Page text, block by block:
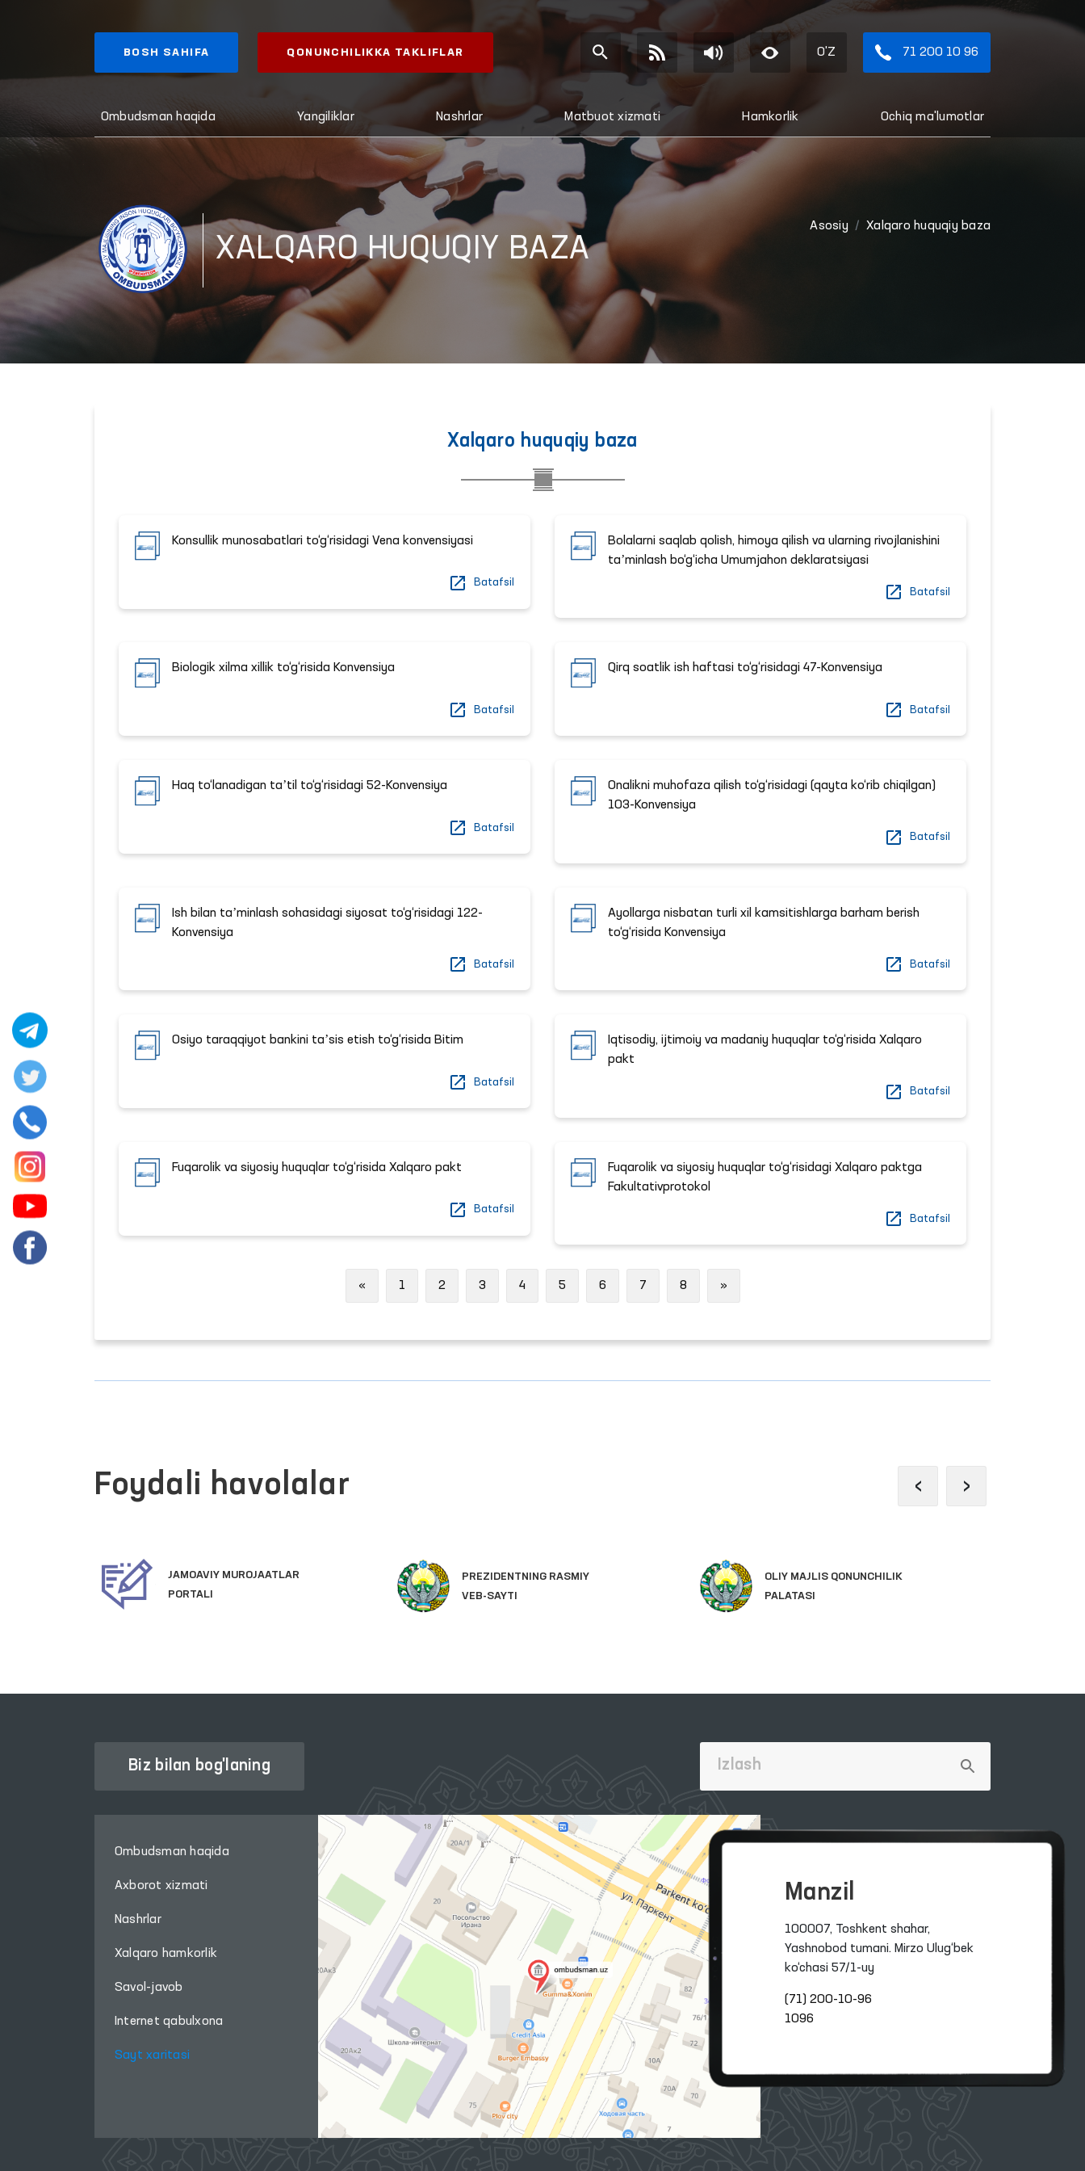
BOSH SAHIFA QONUNCHILIKKA TAKLIFLAR O'Z 71 200 10 96
Ombudsman haqida Yangiliklar Nashrlar Matbuot xizmati Hamkorlik Ochiq ma'lumotlar
XALQARO HUQUQIY BAZA
Asosiy Xalqaro huquqiy baza
Xalqaro huquqiy baza
Konsullik munosabatlari to‘g‘risidagi Vena konvensiyasi
Batafsil
Bolalarni saqlab qolish, himoya qilish va ularning rivojlanishini
taʼminlash bo‘g‘icha Umumjahon deklaratsiyasi
Batafsil
Biologik xilma xillik to‘g‘risida Konvensiya
Batafsil
Qirq soatlik ish haftasi to‘g‘risidagi 47-Konvensiya
Batafsil
Haq to‘lanadigan taʼtil to‘g‘risidagi 52-Konvensiya
Batafsil
Onalikni muhofaza qilish to‘g‘risidagi (qayta ko‘rib chiqilgan)
103-Konvensiya
Batafsil
Ish bilan taʼminlash sohasidagi siyosat to‘g‘risidagi 122-
Konvensiya
Batafsil
Ayollarga nisbatan turli xil kamsitishlarga barham berish
to‘g‘risida Konvensiya
Batafsil
Osiyo taraqqiyot bankini taʼsis etish to‘g‘risida Bitim
Batafsil
Iqtisodiy, ijtimoiy va madaniy huquqlar to‘g‘risida Xalqaro
pakt
Batafsil
Fuqarolik va siyosiy huquqlar to‘g‘risida Xalqaro pakt
Batafsil
Fuqarolik va siyosiy huquqlar to‘g‘risidagi Xalqaro paktga
Fakultativprotokol
Batafsil
«Previous
1 2 3 4 5 6 7 8 »Next
Foydali havolalar
JAMOAVIY MUROJAATLAR
PORTALI
PREZIDENTNING RASMIY
VEB-SAYTI
OLIY MAJLIS QONUNCHILIK
PALATASI
‹ ›
Biz bilan bog'laning
Ombudsman haqida
Axborot xizmati
Nashrlar
Xalqaro hamkorlik
Savol-javob
Internet qabulxona
Sayt xaritasi
Manzil
100007, Toshkent shahar,
Yashnobod tumani. Mirzo Ulug‘bek
ko‘chasi 57/1-uy
(71) 200-10-96
1096